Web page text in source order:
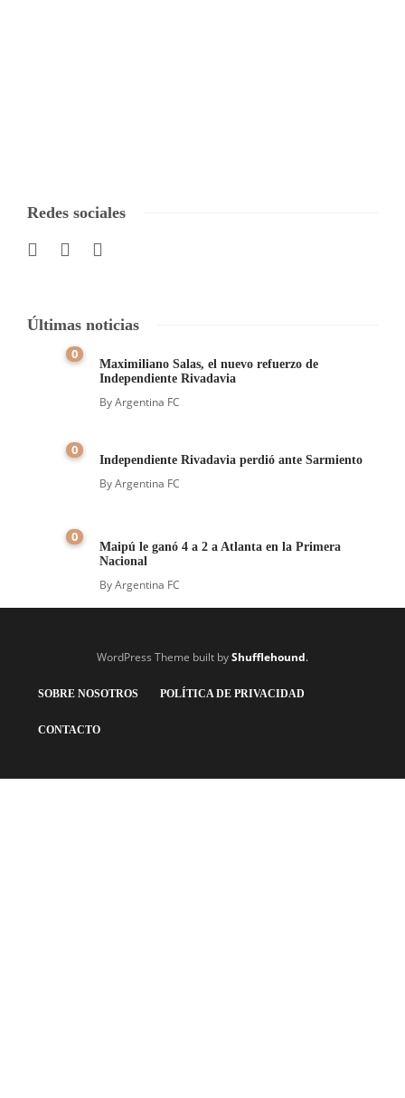
Redes sociales
Últimas noticias
0
Maximiliano Salas, el nuevo refuerzo de
Independiente Rivadavia
ByArgentina FC
0
Independiente Rivadavia perdió ante Sarmiento
ByArgentina FC
0
Maipú le ganó 4 a 2 a Atlanta en la Primera
Nacional
ByArgentina FC
WordPress Theme built byShufflehound.
SOBRE NOSOTROS POLÍTICA DE PRIVACIDAD
CONTACTO